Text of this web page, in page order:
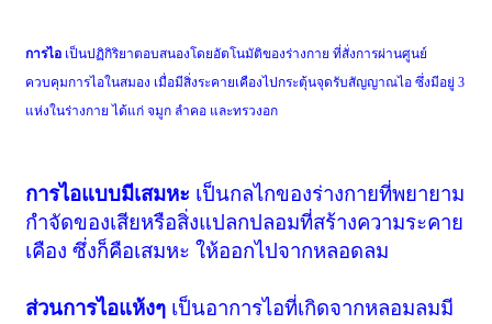
การไอ เป็นปฏิกิริยาตอบสนองโดยอัตโนมัติของร่างกาย ที่สั่งการผ่านศูนย์
ควบคุมการไอในสมอง เมื่อมีสิ่งระคายเคืองไปกระตุ้นจุดรับสัญญาณไอ ซึ่งมีอยู่ 3
แห่งในร่างกาย ได้แก่ จมูก ลำคอ และทรวงอก
การไอแบบมีเสมหะ เป็นกลไกของร่างกายที่พยายาม
กำจัดของเสียหรือสิ่งแปลกปลอมที่สร้างความระคาย
เคือง ซึ่งก็คือเสมหะ ให้ออกไปจากหลอดลม
ส่วนการไอแห้งๆ เป็นอาการไอที่เกิดจากหลอมลมมี